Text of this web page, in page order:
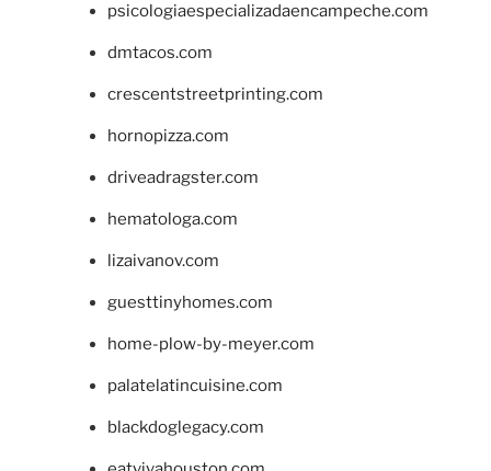
psicologiaespecializadaencampeche.com
dmtacos.com
crescentstreetprinting.com
hornopizza.com
driveadragster.com
hematologa.com
lizaivanov.com
guesttinyhomes.com
home-plow-by-meyer.com
palatelatincuisine.com
blackdoglegacy.com